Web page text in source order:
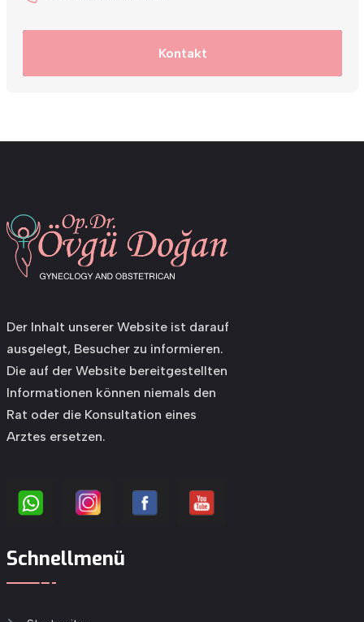
Kontakt
Der Inhalt unserer Website ist darauf
ausgelegt, Besucher zu informieren.
Die auf der Website bereitgestellten
Informationen können niemals den
Rat oder die Konsultation eines
Arztes ersetzen.
Schnellmenü